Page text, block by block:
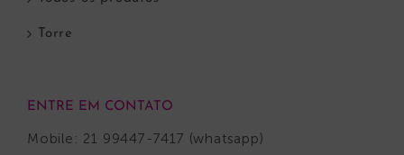
Torre
ENTRE EM CONTATO
Mobile: 21 99447-7417 (whatsapp)